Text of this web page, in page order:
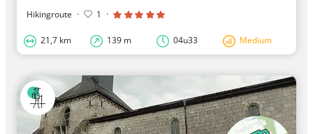
Hikingroute · 1 ·
21,7 km 139 m 04u33 Medium